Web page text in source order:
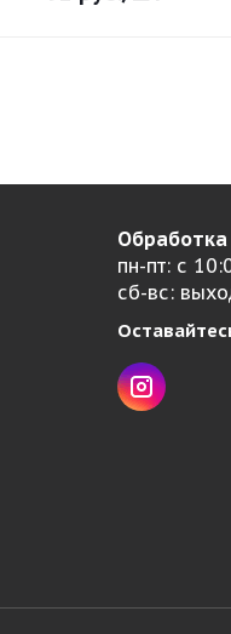
Обработка
пн-пт: с
сб-вс: